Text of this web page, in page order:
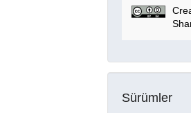
Sürümler